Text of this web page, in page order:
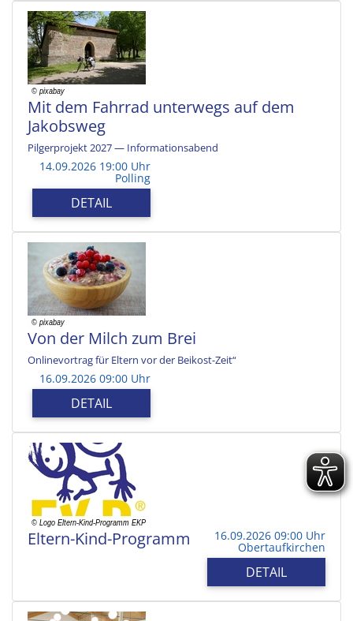
Mit dem Fahrrad unterwegs auf dem
Jakobsweg
Pilgerprojekt 2027 — Informationsabend
14.09.2026 19:00 Uhr
Polling
DETAIL
Von der Milch zum Brei
Onlinevortrag für Eltern vor der Beikost-Zeit“
16.09.2026 09:00 Uhr
DETAIL
Eltern-Kind-Programm 16.09.2026 09:00 Uhr
Obertaufkirchen
DETAIL